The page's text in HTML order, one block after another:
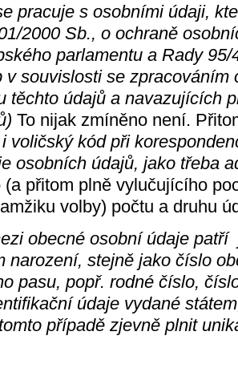
pracuje s osobními údaji,
2000 Sb., o ochraně
parlamentu a Rady
v souvislosti se zpracováním
těchto údajů a navazujících
To nijak zmíněno není.
voličský kód při
osobních údajů, jako třeba
přitom plně vylučujícího
volby) počtu a druhu
obecné osobní údaje
narození, stejně jako číslo
pasu, popř. rodné číslo,
údaje vydané
případě zjevně plnit